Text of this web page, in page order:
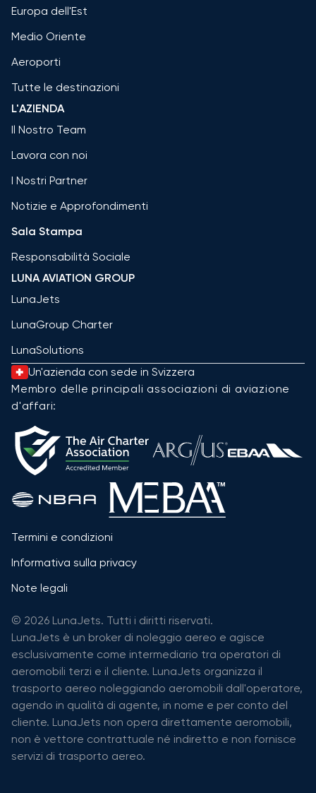
Europa dell'Est
Medio Oriente
Aeroporti
Tutte le destinazioni
L'AZIENDA
Il Nostro Team
Lavora con noi
I Nostri Partner
Notizie e Approfondimenti
Sala Stampa
Responsabilità Sociale
LUNA AVIATION GROUP
LunaJets
LunaGroup Charter
LunaSolutions
Un'azienda con sede in Svizzera
Membro delle principali associazioni di aviazione
d'affari:
Termini e condizioni
Informativa sulla privacy
Note legali
© 2026 LunaJets. Tutti i diritti riservati.
LunaJets è un broker di noleggio aereo e agisce
esclusivamente come intermediario tra operatori di
aeromobili terzi e il cliente. LunaJets organizza il
trasporto aereo noleggiando aeromobili dall'operatore,
agendo in qualità di agente, in nome e per conto del
cliente. LunaJets non opera direttamente aeromobili,
non è vettore contrattuale né indiretto e non fornisce
servizi di trasporto aereo.